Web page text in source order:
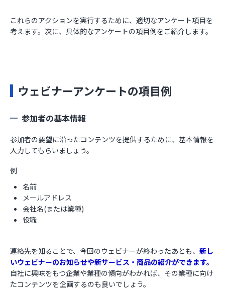
これらのアクションを実行するために、適切なアンケート項目を
考えます。次に、具体的なアンケートの項目例をご紹介します。
ウェビナーアンケートの項目例
参加者の基本情報
参加者の要望に沿ったコンテンツを提供するために、基本情報を
入力してもらいましょう。
例
名前
メールアドレス
会社名(または業種)
役職
連絡先を知ることで、今回のウェビナーが終わったあとも、 新し
いウェビナーのお知らせや新サービス・商品の紹介ができます。
自社に興味をもつ企業や業種の傾向がわかれば、その業種に向け
たコンテンツを企画するのも良いでしょう。